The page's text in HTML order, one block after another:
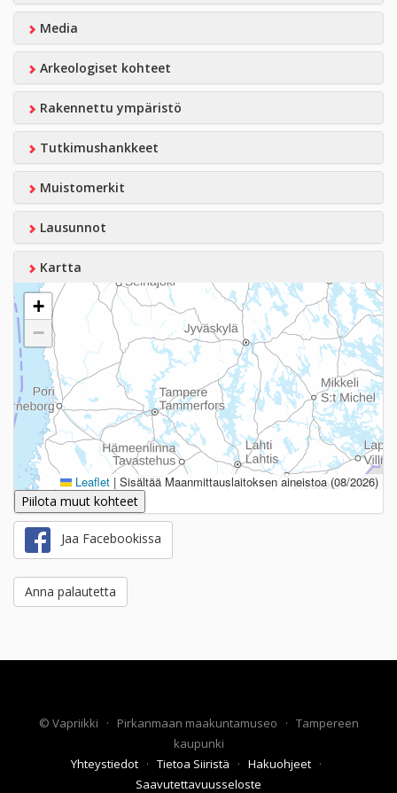
Media
Arkeologiset kohteet
Rakennettu ympäristö
Tutkimushankkeet
Muistomerkit
Lausunnot
Kartta
+
−
Leaflet | Sisältää Maanmittauslaitoksen aineistoa (08/2026)
Piilota muut kohteet
Jaa Facebookissa
Anna palautetta
© Vapriikki · Pirkanmaan maakuntamuseo · Tampereen
kaupunki
Yhteystiedot · Tietoa Siiristä · Hakuohjeet ·
Saavutettavuusseloste